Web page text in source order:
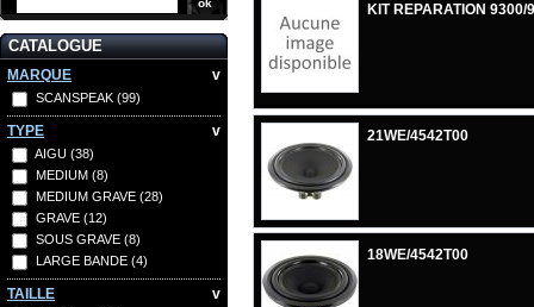
CATALOGUE
MARQUE v
SCANSPEAK (99)
TYPE v
AIGU (38)
MEDIUM (8)
MEDIUM GRAVE (28)
GRAVE (12)
SOUS GRAVE (8)
LARGE BANDE (4)
TAILLE v
KIT REPARATION 9300/
21WE/4542T00
18WE/4542T00